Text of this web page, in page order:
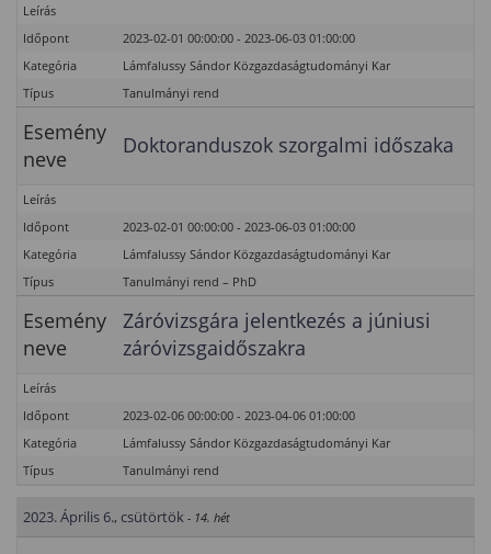
Leírás
Időpont
2023-02-01 00:00:00 - 2023-06-03 01:00:00
Kategória
Lámfalussy Sándor Közgazdaságtudományi Kar
Típus
Tanulmányi rend
Esemény
neve
Doktoranduszok szorgalmi időszaka
Leírás
Időpont
2023-02-01 00:00:00 - 2023-06-03 01:00:00
Kategória
Lámfalussy Sándor Közgazdaságtudományi Kar
Típus
Tanulmányi rend – PhD
Esemény
neve
Záróvizsgára jelentkezés a júniusi
záróvizsgaidőszakra
Leírás
Időpont
2023-02-06 00:00:00 - 2023-04-06 01:00:00
Kategória
Lámfalussy Sándor Közgazdaságtudományi Kar
Típus
Tanulmányi rend
2023. Április 6., csütörtök - 14. hét